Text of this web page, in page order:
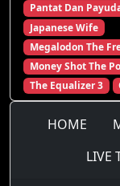
Pantat Dan
Japanese Wife
Megalodon The
Money Shot The
The Equalizer 3
HOME
LIVE